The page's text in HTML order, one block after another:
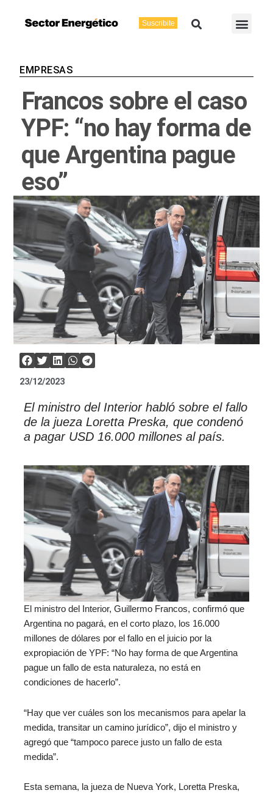
Suscribite Buscar
EMPRESAS
Francos sobre el caso
YPF: “no hay forma de
que Argentina pague
eso”
23/12/2023
El ministro del Interior habló sobre el fallo
de la jueza Loretta Preska, que condenó
a pagar USD 16.000 millones al país.
El ministro del Interior, Guillermo Francos, confirmó que
Argentina no pagará, en el corto plazo, los 16.000
millones de dólares por el fallo en el juicio por la
expropiación de YPF: “No hay forma de que Argentina
pague un fallo de esta naturaleza, no está en
condiciones de hacerlo”.
“Hay que ver cuáles son los mecanismos para apelar la
medida, transitar un camino jurídico”, dijo el ministro y
agregó que “tampoco parece justo un fallo de esta
medida”.
Esta semana, la jueza de Nueva York, Loretta Preska,